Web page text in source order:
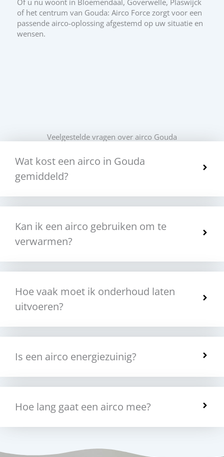
of het centrum van Gouda: Airco Force zorgt voor een
passende airco-oplossing afgestemd op uw situatie en
wensen.
Veelgestelde vragen over airco Gouda
Wat kost een airco in Gouda
gemiddeld?
Kan ik een airco gebruiken om te
verwarmen?
Hoe vaak moet ik onderhoud laten
uitvoeren?
Is een airco energiezuinig?
Hoe lang gaat een airco mee?